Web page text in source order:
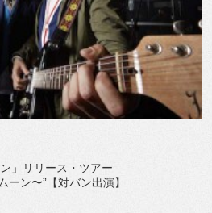
」リリース・ツアー
ン〜”【対バン出演】